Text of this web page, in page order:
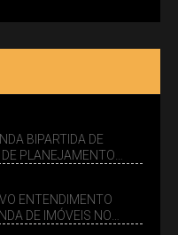
BIPARTIDA DE
PLANEJAMENTO
ENTENDIMENTO
DE IMÓVEIS NO